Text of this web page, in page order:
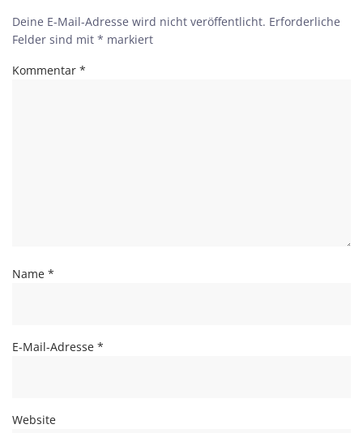
Deine E-Mail-Adresse wird nicht veröffentlicht. Erforderliche
Felder sind mit * markiert
Kommentar *
Name *
E-Mail-Adresse *
Website